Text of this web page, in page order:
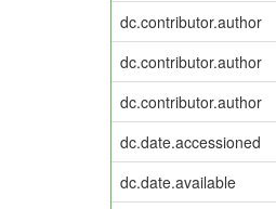
dc.contributor.author
dc.contributor.author
dc.contributor.author
dc.date.accessioned
dc.date.available